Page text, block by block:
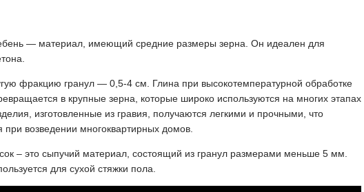
— материал, имеющий средние размеры зерна. Он идеален для
фракцию гранул — 0,5-4 см. Глина при высокотемпературной обработке
в крупные зерна, которые широко используются на многих этапах
изготовленные из гравия, получаются легкими и прочными, что
при возведении многоквартирных домов.
– это сыпучий материал, состоящий из гранул размерами меньше 5 мм.
для сухой стяжки пола.